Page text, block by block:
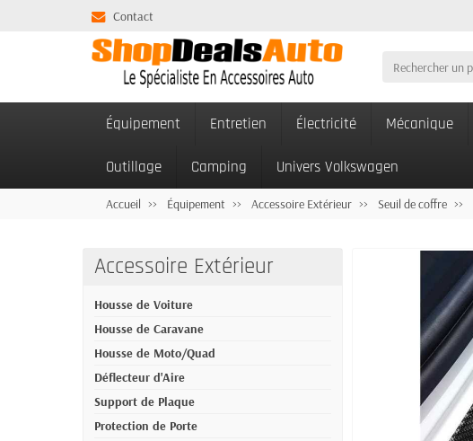
Contact
Équipement Entretien Électricité Mécanique
Outillage Camping Univers Volkswagen
Accueil Équipement Accessoire Extérieur Seuil de coffre
Accessoire Extérieur
Housse de Voiture
Housse de Caravane
Housse de Moto/Quad
Déflecteur d'Aire
Support de Plaque
Protection de Porte